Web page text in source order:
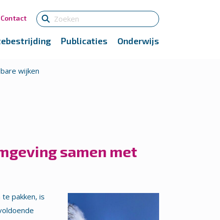
Contact
Publicaties Onderwijs
wijken
samen met
pakken, is